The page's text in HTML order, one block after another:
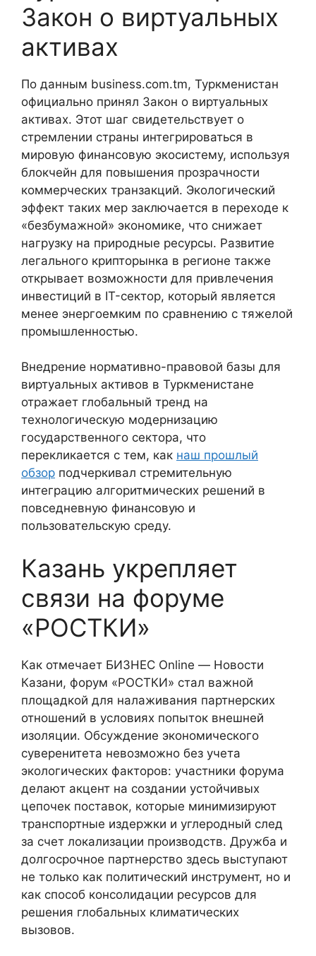
Закон о виртуальных
активах
По данным business.com.tm, Туркменистан
официально принял Закон о виртуальных
активах. Этот шаг свидетельствует о
стремлении страны интегрироваться в
мировую финансовую экосистему, используя
блокчейн для повышения прозрачности
коммерческих транзакций. Экологический
эффект таких мер заключается в переходе к
«безбумажной» экономике, что снижает
нагрузку на природные ресурсы. Развитие
легального крипторынка в регионе также
открывает возможности для привлечения
инвестиций в IT-сектор, который является
менее энергоемким по сравнению с тяжелой
промышленностью.
Внедрение нормативно-правовой базы для
виртуальных активов в Туркменистане
отражает глобальный тренд на
технологическую модернизацию
государственного сектора, что
перекликается с тем, как наш прошлый
обзор подчеркивал стремительную
интеграцию алгоритмических решений в
повседневную финансовую и
пользовательскую среду.
Казань укрепляет
связи на форуме
«РОСТКИ»
Как отмечает БИЗНЕС Online — Новости
Казани, форум «РОСТКИ» стал важной
площадкой для налаживания партнерских
отношений в условиях попыток внешней
изоляции. Обсуждение экономического
суверенитета невозможно без учета
экологических факторов: участники форума
делают акцент на создании устойчивых
цепочек поставок, которые минимизируют
транспортные издержки и углеродный след
за счет локализации производств. Дружба и
долгосрочное партнерство здесь выступают
не только как политический инструмент, но и
как способ консолидации ресурсов для
решения глобальных климатических
вызовов.